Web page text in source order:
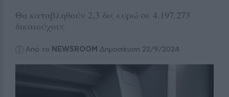
Θα καταβληθούν 2,3 δις ευρώ σε 4.197.273
δικαιούχους
Από το NEWSROOM Δημοσίευση 22/9/2024